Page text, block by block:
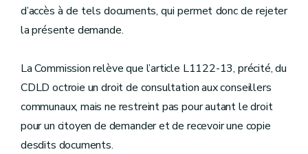
d’accès à de tels documents, qui permet donc de rejeter
la présente demande.
La Commission relève que l’article L1122-13, précité, du
CDLD octroie un droit de consultation aux conseillers
communaux, mais ne restreint pas pour autant le droit
pour un citoyen de demander et de recevoir une copie
desdits documents.